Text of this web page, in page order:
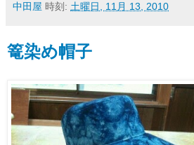
中田屋 時刻: 土曜日, 11月 13, 2010
篭染め帽子